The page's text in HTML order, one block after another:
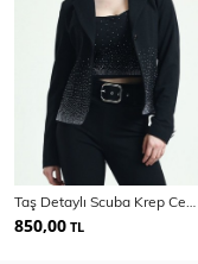
Taş Detaylı Scuba Krep Ceket | Ckt33437Ts
850,00 TL